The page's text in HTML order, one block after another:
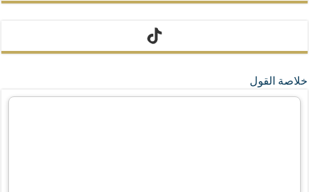
تيك توك
خلاصة القول